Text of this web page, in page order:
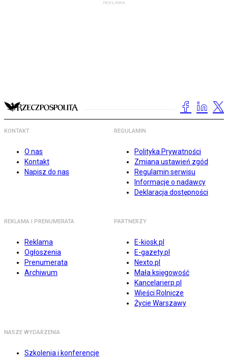
KONTAKT
O nas
Kontakt
Napisz do nas
REGULAMIN
Polityka Prywatności
Zmiana ustawień zgód
Regulamin serwisu
Informacje o nadawcy
Deklaracja dostępności
REKLAMA I PRENUMERATA
Reklama
Ogłoszenia
Prenumerata
Archiwum
PARTNERZY
E-kiosk.pl
E-gazety.pl
Nexto.pl
Mała księgowość
Kancelarierp.pl
Wieści Rolnicze
Życie Warszawy
NASZE WYDARZENIA
Szkolenia i konferencje